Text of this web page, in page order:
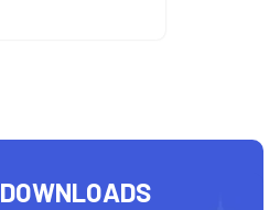
DOWNLOADS